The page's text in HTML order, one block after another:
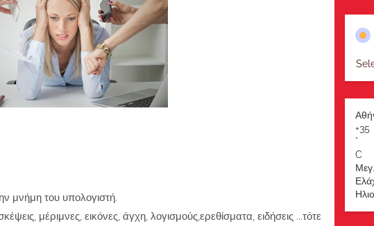
του υπολογιστή.
μέριμνες, εικόνες, άγχη, λογισμούς,ερεθίσματα, ειδήσεις ...τότε
+35
°
C